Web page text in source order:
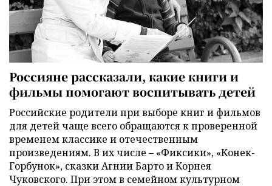
Россияне рассказали, какие книги и
фильмы помогают воспитывать детей
Российские родители при выборе книг и фильмов
для детей чаще всего обращаются к проверенной
временем классике и отечественным
произведениям. В их числе – «Фиксики», «Конек-
Горбунок», сказки Агнии Барто и Корнея
Чуковского. При этом в семейном культурном